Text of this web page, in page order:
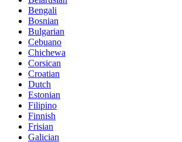
Bengali
Bosnian
Bulgarian
Cebuano
Chichewa
Corsican
Croatian
Dutch
Estonian
Filipino
Finnish
Frisian
Galician